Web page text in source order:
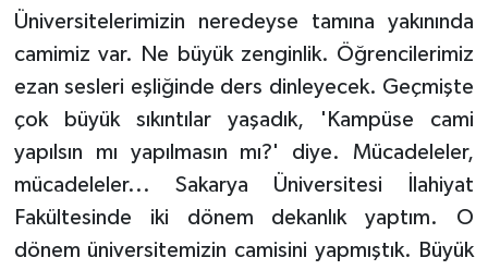
Üniversitelerimizin neredeyse tamına yakınında
camimiz var. Ne büyük zenginlik. Öğrencilerimiz
ezan sesleri eşliğinde ders dinleyecek. Geçmişte
çok büyük sıkıntılar yaşadık, 'Kampüse cami
yapılsın mı yapılmasın mı?' diye. Mücadeleler,
mücadeleler... Sakarya Üniversitesi İlahiyat
Fakültesinde iki dönem dekanlık yaptım. O
dönem üniversitemizin camisini yapmıştık. Büyük
Gaziantep Müftülüğü
Giresun Müftülüğü
Hakkari Müftülüğü